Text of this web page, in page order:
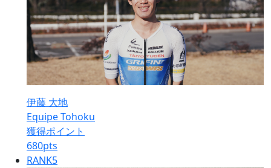
伊藤 大地
Equipe Tohoku
獲得ポイント
680pts
RANK5